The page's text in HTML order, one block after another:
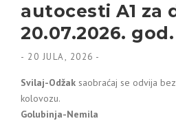
autocesti A1 za
20.07.2026. god.
- 20 JULA, 2026 -
Svilaj-Odžak saobraćaj se odvija
kolovozu.
Golubinja-Nemila